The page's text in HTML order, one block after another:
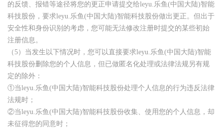
的反馈、报错等途径将您的更正申请提交给leyu.乐鱼(中国大陆)智能
科技股份，要求leyu.乐鱼(中国大陆)智能科技股份做出更正。但出于
安全性和身份识别的考虑，您可能无法修改注册时提交的某些初始
注册信息。
（5）当发生以下情况时，您可以直接要求leyu.乐鱼(中国大陆)智能
科技股份删除您的个人信息，但已做匿名化处理或法律法规另有规
定的除外：
①当leyu.乐鱼(中国大陆)智能科技股份处理个人信息的行为违反法律
法规时；
②当leyu.乐鱼(中国大陆)智能科技股份收集、使用您的个人信息，却
未征得您的同意时；